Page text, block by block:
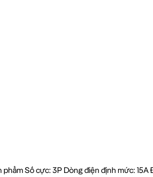
phẩm Số cực: 3P Dòng điện định mức: